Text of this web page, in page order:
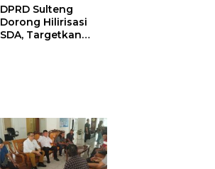
DPRD Sulteng
Dorong Hilirisasi
SDA, Targetkan